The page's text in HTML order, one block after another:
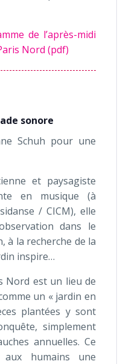
de l’après-midi
Nord (pdf)
sonore
Schuh pour une
et paysagiste
en musique (à
/ CICM), elle
dans le
à la recherche de la
inspire…
Nord est un lieu de
un « jardin en
plantées y sont
simplement
annuelles. Ce
aux humains une